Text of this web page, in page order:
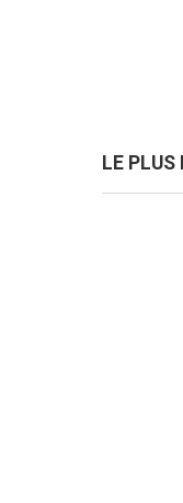
LE PLUS